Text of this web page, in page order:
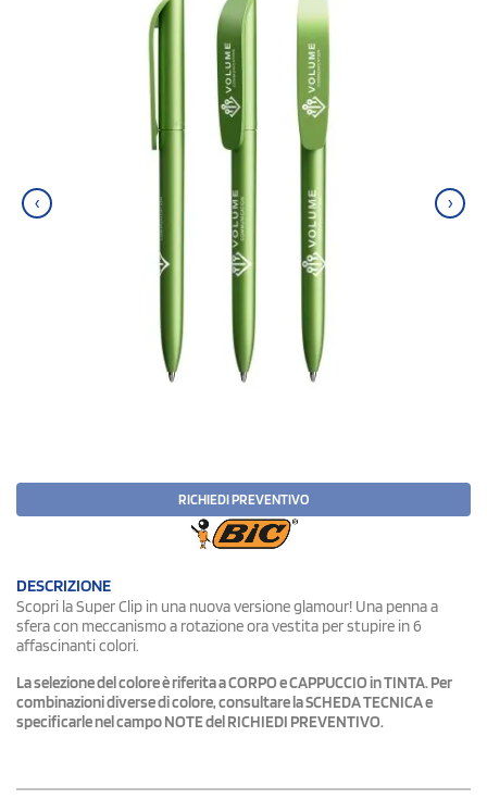
‹ ›
RICHIEDI PREVENTIVO
DESCRIZIONE
Scopri la Super Clip in una nuova versione glamour! Una penna a
sfera con meccanismo a rotazione ora vestita per stupire in 6
affascinanti colori.
La selezione del colore è riferita a CORPO e CAPPUCCIO in TINTA. Per
combinazioni diverse di colore, consultare la SCHEDA TECNICA e
specificarle nel campo NOTE del RICHIEDI PREVENTIVO.